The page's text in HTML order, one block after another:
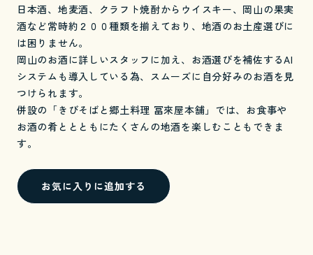
日本酒、地麦酒、クラフト焼酎からウイスキー、岡山の果実
酒など常時約２００種類を揃えており、地酒のお土産選びに
は困りません。
岡山のお酒に詳しいスタッフに加え、お酒選びを補佐するAI
システムも導入している為、スムーズに自分好みのお酒を見
つけられます。
併設の「きびそばと郷土料理 冨來屋本舗」では、お食事や
お酒の肴ととともにたくさんの地酒を楽しむこともできま
す。
お気に入りに追加する